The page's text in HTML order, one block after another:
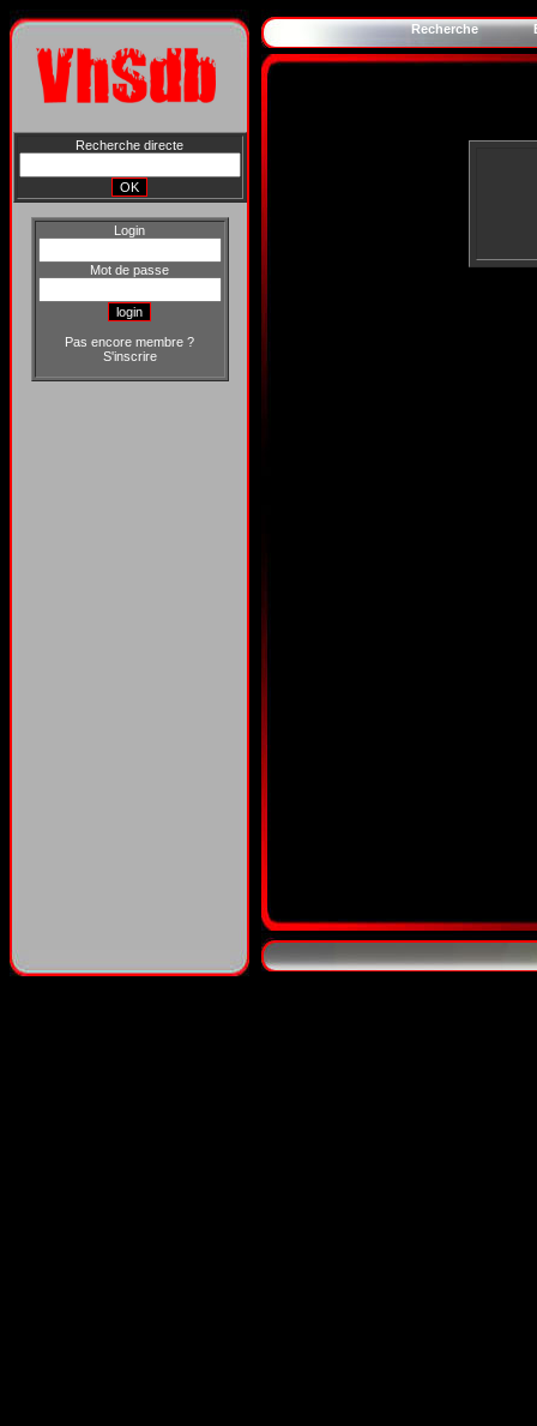
Recherche directe
Login
Mot de passe
Pas encore membre ?
S'inscrire
Recherche